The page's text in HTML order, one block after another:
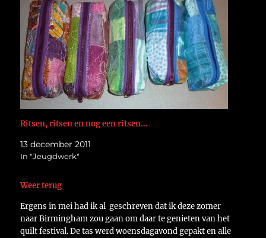
Ritsen, ritsen en nog een ritsen…
13 december 2011
In "Jeugdwerk"
Weer terug
Ergens in mei had ik al geschreven dat ik deze zomer
naar Birmingham zou gaan om daar te genieten van het
quilt festival. De tas werd woensdagavond gepakt en alle